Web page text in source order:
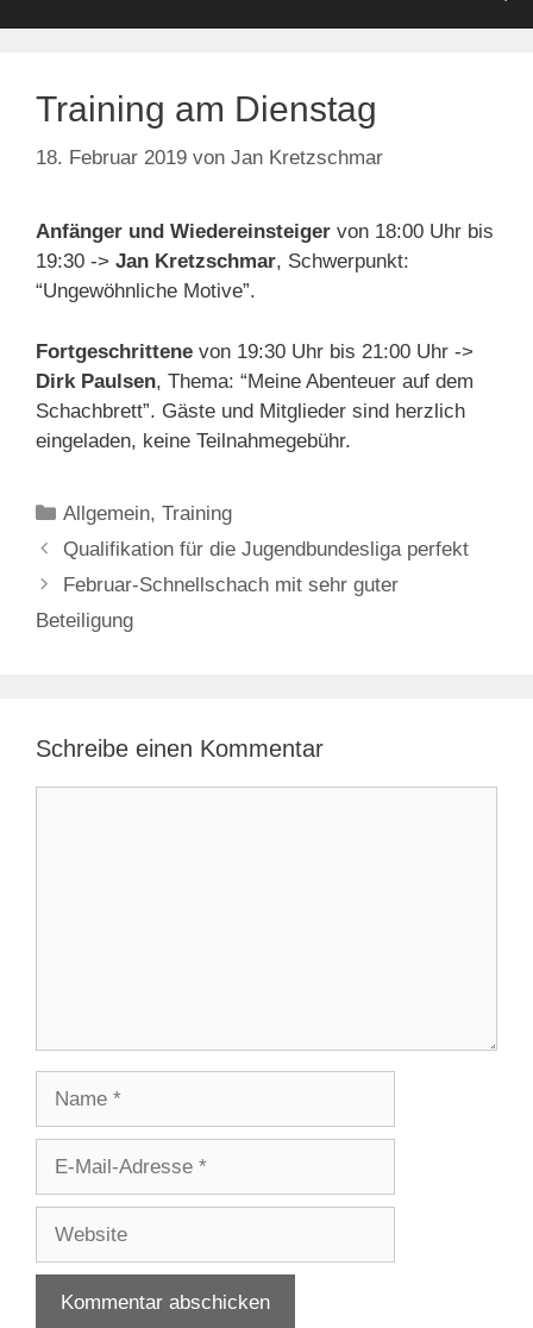
Training am Dienstag
18. Februar 2019 von Jan Kretzschmar
Anfänger und Wiedereinsteiger von 18:00 Uhr bis
19:30 -> Jan Kretzschmar, Schwerpunkt:
“Ungewöhnliche Motive”.
Fortgeschrittene von 19:30 Uhr bis 21:00 Uhr ->
Dirk Paulsen, Thema: “Meine Abenteuer auf dem
Schachbrett”. Gäste und Mitglieder sind herzlich
eingeladen, keine Teilnahmegebühr.
Kategorien
Allgemein,Training
Qualifikation für die Jugendbundesliga perfekt
Februar-Schnellschach mit sehr guter
Beteiligung
Schreibe einen Kommentar
Adresse